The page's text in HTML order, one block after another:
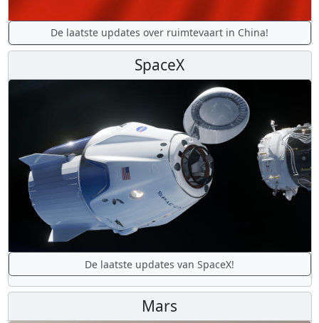
De laatste updates over ruimtevaart in China!
SpaceX
De laatste updates van SpaceX!
Mars